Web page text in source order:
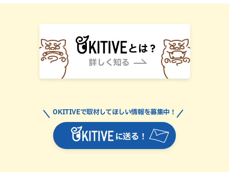
に送る！
OKITIVEで取材してほしい情報を募集中！